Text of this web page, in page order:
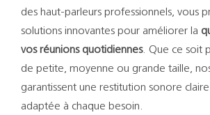
des haut-parleurs professionnels, vous
solutions innovantes pour améliorer la
vos réunions quotidiennes. Que ce soit
de petite, moyenne ou grande taille,
garantissent une restitution sonore
adaptée à chaque besoin.